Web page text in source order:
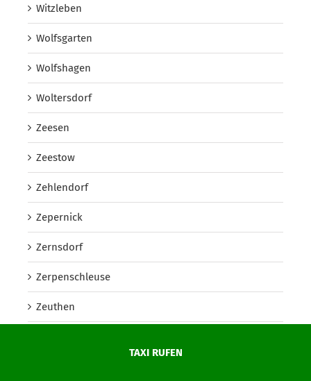
TAXI RUFEN
Witzleben
Wolfsgarten
Wolfshagen
Woltersdorf
Zeesen
Zeestow
Zehlendorf
Zepernick
Zernsdorf
Zerpenschleuse
Zeuthen